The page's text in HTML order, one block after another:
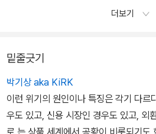
― 15. 위스키 한 잔 中
더보기
밑줄긋기
박기상 aka KiRK
이런 위기의 원인이나 특징은 각기 다르
우도 있고, 신용 시장인 경우도 있고, 외
로 는 상품 세계에서 공황이 비롯되기도